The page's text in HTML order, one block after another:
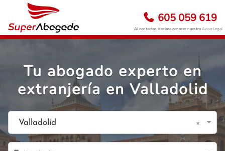
605 059 619
Al contactar, declara conocer nuestroAviso Legal
Tu abogado experto en
extranjería en Valladolid
Valladolid ×